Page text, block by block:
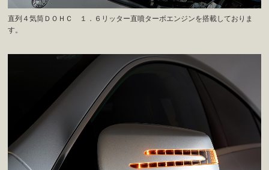
直列４気筒ＤＯＨＣ １．６リッター直噴ターボエンジンを搭載しておりま
す。